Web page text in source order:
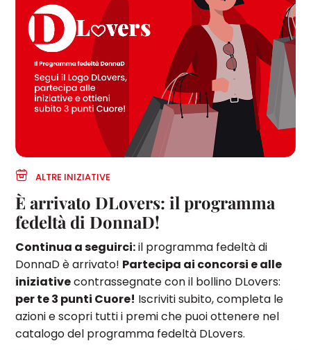
ALTRE INIZIATIVE
È arrivato DLovers: il programma
fedeltà di DonnaD!
Continua a seguirci:il programma fedeltà di
DonnaD è arrivato! Partecipa ai concorsi e alle
iniziativecontrassegnate con il bollino DLovers:
per te 3 punti Cuore! Iscriviti subito, completa le
azioni e scopri tutti i premi che puoi ottenere nel
catalogo del programma fedeltà DLovers.